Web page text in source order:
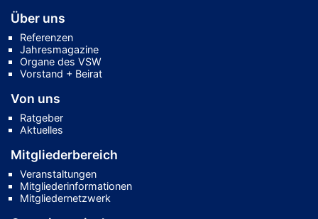
Über uns
Referenzen
Jahresmagazine
Organe des VSW
Vorstand + Beirat
Von uns
Ratgeber
Aktuelles
Mitgliederbereich
Veranstaltungen
Mitgliederinformationen
Mitgliedernetzwerk